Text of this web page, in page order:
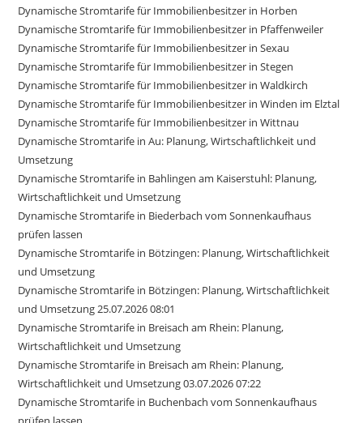
Dynamische Stromtarife für Immobilienbesitzer in Horben
Dynamische Stromtarife für Immobilienbesitzer in Pfaffenweiler
Dynamische Stromtarife für Immobilienbesitzer in Sexau
Dynamische Stromtarife für Immobilienbesitzer in Stegen
Dynamische Stromtarife für Immobilienbesitzer in Waldkirch
Dynamische Stromtarife für Immobilienbesitzer in Winden im Elztal
Dynamische Stromtarife für Immobilienbesitzer in Wittnau
Dynamische Stromtarife in Au: Planung, Wirtschaftlichkeit und
Umsetzung
Dynamische Stromtarife in Bahlingen am Kaiserstuhl: Planung,
Wirtschaftlichkeit und Umsetzung
Dynamische Stromtarife in Biederbach vom Sonnenkaufhaus
prüfen lassen
Dynamische Stromtarife in Bötzingen: Planung, Wirtschaftlichkeit
und Umsetzung
Dynamische Stromtarife in Bötzingen: Planung, Wirtschaftlichkeit
und Umsetzung 25.07.2026 08:01
Dynamische Stromtarife in Breisach am Rhein: Planung,
Wirtschaftlichkeit und Umsetzung
Dynamische Stromtarife in Breisach am Rhein: Planung,
Wirtschaftlichkeit und Umsetzung 03.07.2026 07:22
Dynamische Stromtarife in Buchenbach vom Sonnenkaufhaus